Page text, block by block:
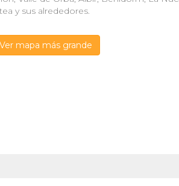
y sus alrededores.
Ver mapa más grande